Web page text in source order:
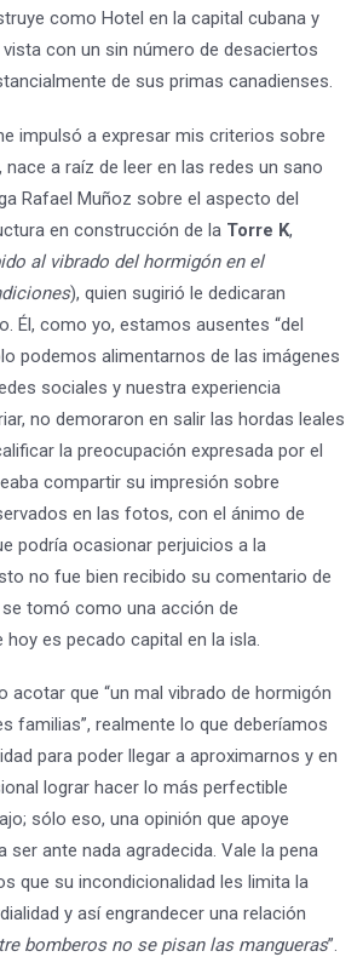
como Hotel en la capital cubana y
con un sin número de desaciertos
de sus primas canadienses.
impulsó a expresar mis criterios sobre
a raíz de leer en las redes un sano
Rafael Muñoz sobre el aspecto del
en construcción de la Torre K,
al vibrado del hormigón en el
), quien sugirió le dedicaran
Él, como yo, estamos ausentes “del
podemos alimentarnos de las imágenes
sociales y nuestra experiencia
no demoraron en salir las hordas leales
la preocupación expresada por el
compartir su impresión sobre
en las fotos, con el ánimo de
podría ocasionar perjuicios a la
no fue bien recibido su comentario de
se tomó como una acción de
es pecado capital en la isla.
acotar que “un mal vibrado de hormigón
familias”, realmente lo que deberíamos
para poder llegar a aproximarnos y en
lograr hacer lo más perfectible
sólo eso, una opinión que apoye
ser ante nada agradecida. Vale la pena
que su incondicionalidad les limita la
y así engrandecer una relación
bomberos no se pisan las mangueras”.